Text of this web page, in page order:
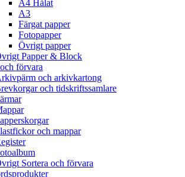
A4 Hålat
A3
Färgat papper
Fotopapper
Övrigt papper
Papper & Block
förvara
och arkivkartong
och tidskriftssamlare
och mappar
Sortera och förvara